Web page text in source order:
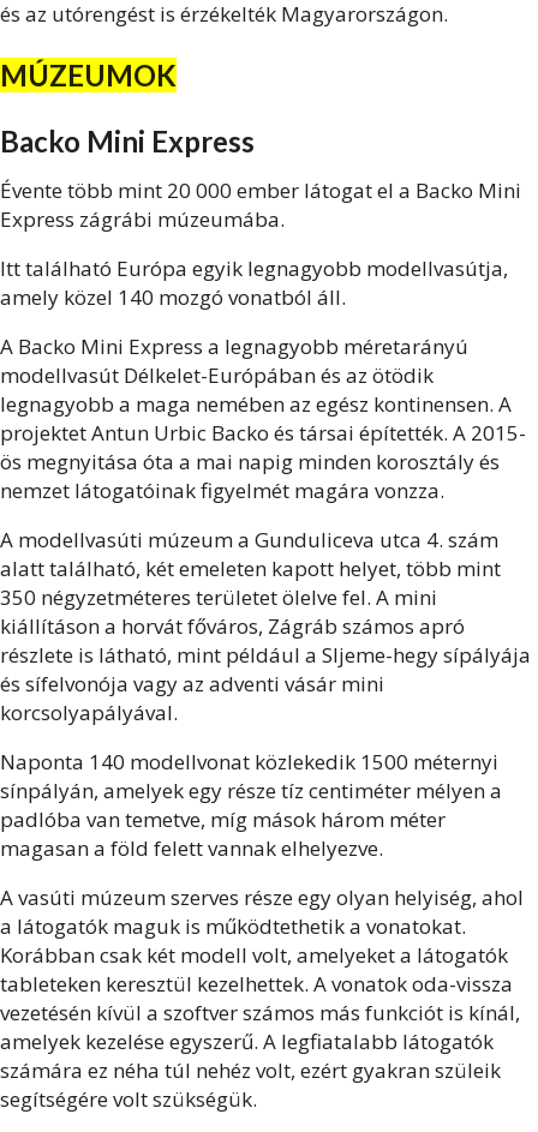
és az utórengést is érzékelték Magyarországon.
MÚZEUMOK
Backo Mini Express
Évente több mint 20 000 ember látogat el a Backo Mini
Express zágrábi múzeumába.
Itt található Európa egyik legnagyobb modellvasútja,
amely közel 140 mozgó vonatból áll.
A Backo Mini Express a legnagyobb méretarányú
modellvasút Délkelet-Európában és az ötödik
legnagyobb a maga nemében az egész kontinensen. A
projektet Antun Urbic Backo és társai építették. A 2015-
ös megnyitása óta a mai napig minden korosztály és
nemzet látogatóinak figyelmét magára vonzza.
A modellvasúti múzeum a Gunduliceva utca 4. szám
alatt található, két emeleten kapott helyet, több mint
350 négyzetméteres területet ölelve fel. A mini
kiállításon a horvát főváros, Zágráb számos apró
részlete is látható, mint például a Sljeme-hegy sípályája
és sífelvonója vagy az adventi vásár mini
korcsolyapályával.
Naponta 140 modellvonat közlekedik 1500 méternyi
sínpályán, amelyek egy része tíz centiméter mélyen a
padlóba van temetve, míg mások három méter
magasan a föld felett vannak elhelyezve.
A vasúti múzeum szerves része egy olyan helyiség, ahol
a látogatók maguk is működtethetik a vonatokat.
Korábban csak két modell volt, amelyeket a látogatók
tableteken keresztül kezelhettek. A vonatok oda-vissza
vezetésén kívül a szoftver számos más funkciót is kínál,
amelyek kezelése egyszerű. A legfiatalabb látogatók
számára ez néha túl nehéz volt, ezért gyakran szüleik
segítségére volt szükségük.